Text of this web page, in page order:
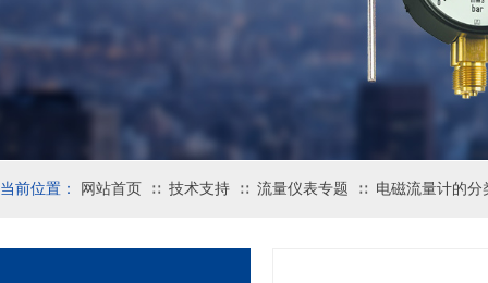
当前位置： 网站首页 ∷ 技术支持 ∷ 流量仪表专题 ∷ 电磁流量计的分